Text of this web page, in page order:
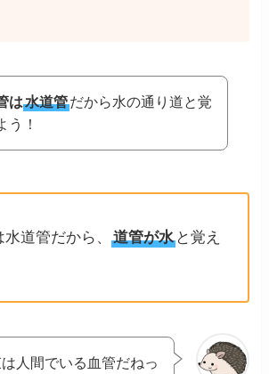
は水道管だから水の通り道と覚
う！
道管だから、 道管が水と覚え
人間でいる血管だねっ